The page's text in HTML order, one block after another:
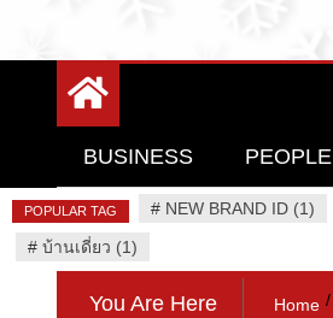
94 Report.com
BUSINESS PEOPLE
POPULAR TAG # NEW BRAND ID (1)
# บ้านเดี่ยว (1)
You Are Here Home